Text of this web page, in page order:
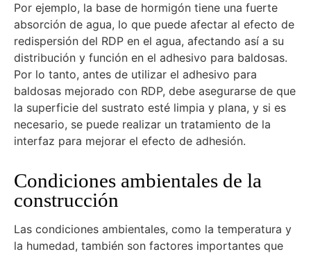
Por ejemplo, la base de hormigón tiene una fuerte
absorción de agua, lo que puede afectar al efecto de
redispersión del RDP en el agua, afectando así a su
distribución y función en el adhesivo para baldosas.
Por lo tanto, antes de utilizar el adhesivo para
baldosas mejorado con RDP, debe asegurarse de que
la superficie del sustrato esté limpia y plana, y si es
necesario, se puede realizar un tratamiento de la
interfaz para mejorar el efecto de adhesión.
Condiciones ambientales de la
construcción
Las condiciones ambientales, como la temperatura y
la humedad, también son factores importantes que